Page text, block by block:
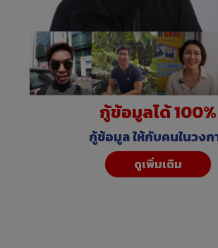
กู้ข้อมูลได้ 100%
กู้ข้อมูล ให้กับคนในวงก
ดูเพิ่มเติม